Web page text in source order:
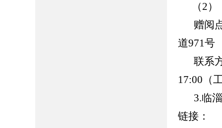
（2
赠阅
道971号
联系
17:00 （
3.临
链接：